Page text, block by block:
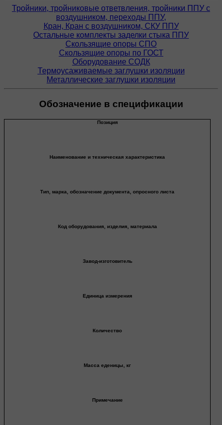
Тройники, тройниковые ответвления, тройники ППУ с
воздушником, переходы ППУ,
Кран, Кран с воздушником, СКУ ППУ
Остальные комплекты заделки стыка ППУ
Скользящие опоры СПО
Скользящие опоры по ГОСТ
Оборудование СОДК
Термоусаживаемые заглушки изоляции
Металлические заглушки изоляции
Обозначение в спецификации
Позиция
Наименование и техническая характеристика
Тип, марка, обозначение документа, опросного листа
Код оборудования, изделия, материала
Завод-изготовитель
Единица измерения
Количество
Масса еденицы, кг
Примечание